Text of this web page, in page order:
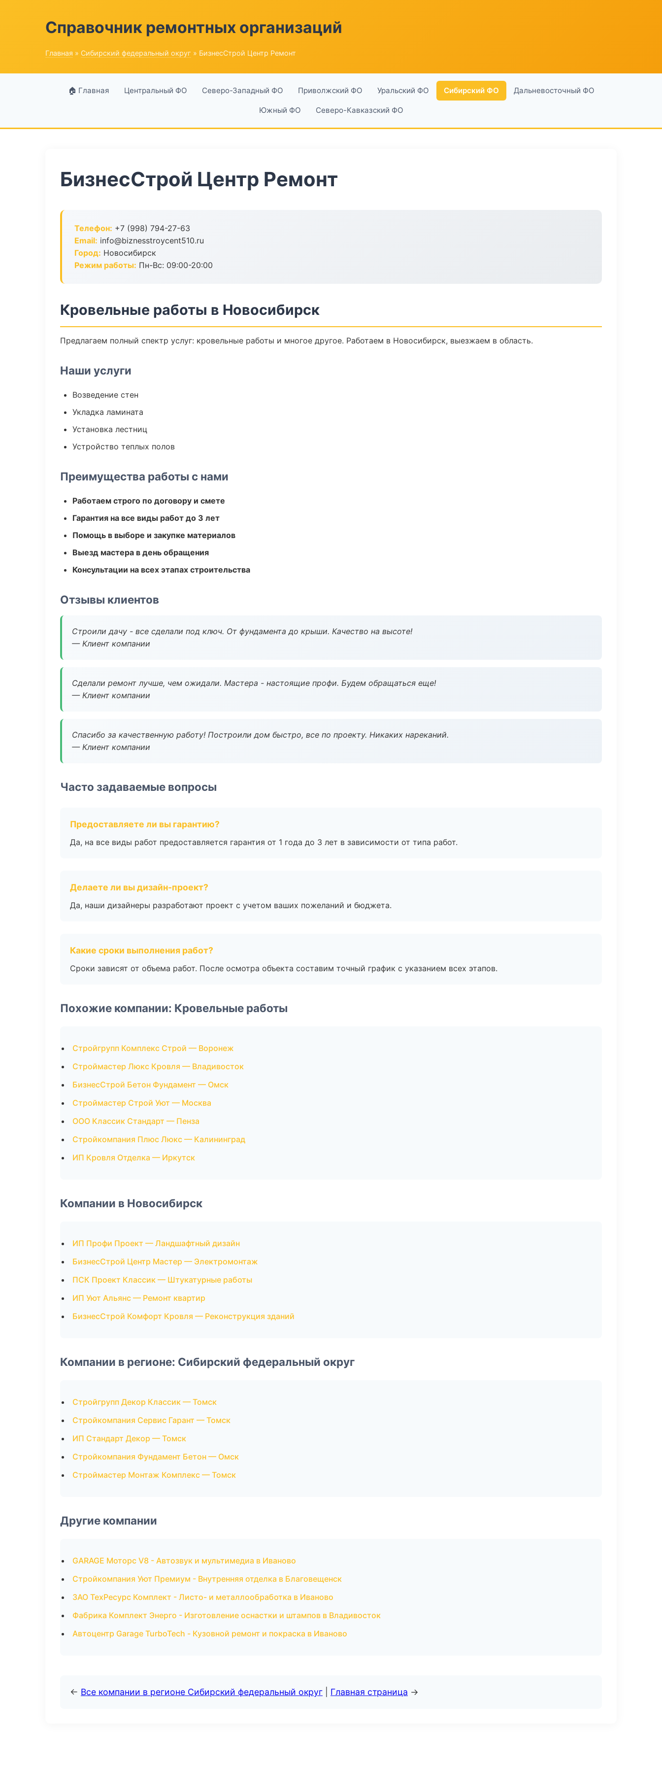
Справочник ремонтных организаций
Главная » Сибирский федеральный округ » БизнесСтрой Центр Ремонт
🏠 Главная Центральный ФО Северо-Западный ФО Приволжский ФО Уральский ФО Сибирский ФО Дальневосточный ФО
Южный ФО Северо-Кавказский ФО
БизнесСтрой Центр Ремонт
Телефон: +7 (998) 794-27-63
Email: info@biznesstroycent510.ru
Город: Новосибирск
Режим работы: Пн-Вс: 09:00-20:00
Кровельные работы в Новосибирск
Предлагаем полный спектр услуг: кровельные работы и многое другое. Работаем в Новосибирск, выезжаем в область.
Наши услуги
Возведение стен
Укладка ламината
Установка лестниц
Устройство теплых полов
Преимущества работы с нами
Работаем строго по договору и смете
Гарантия на все виды работ до 3 лет
Помощь в выборе и закупке материалов
Выезд мастера в день обращения
Консультации на всех этапах строительства
Отзывы клиентов
Строили дачу - все сделали под ключ. От фундамента до крыши. Качество на высоте!
— Клиент компании
Сделали ремонт лучше, чем ожидали. Мастера - настоящие профи. Будем обращаться еще!
— Клиент компании
Спасибо за качественную работу! Построили дом быстро, все по проекту. Никаких нареканий.
— Клиент компании
Часто задаваемые вопросы
Предоставляете ли вы гарантию?
Да, на все виды работ предоставляется гарантия от 1 года до 3 лет в зависимости от типа работ.
Делаете ли вы дизайн-проект?
Да, наши дизайнеры разработают проект с учетом ваших пожеланий и бюджета.
Какие сроки выполнения работ?
Сроки зависят от объема работ. После осмотра объекта составим точный график с указанием всех этапов.
Похожие компании: Кровельные работы
Стройгрупп Комплекс Строй — Воронеж
Строймастер Люкс Кровля — Владивосток
БизнесСтрой Бетон Фундамент — Омск
Строймастер Строй Уют — Москва
ООО Классик Стандарт — Пенза
Стройкомпания Плюс Люкс — Калининград
ИП Кровля Отделка — Иркутск
Компании в Новосибирск
ИП Профи Проект — Ландшафтный дизайн
БизнесСтрой Центр Мастер — Электромонтаж
ПСК Проект Классик — Штукатурные работы
ИП Уют Альянс — Ремонт квартир
БизнесСтрой Комфорт Кровля — Реконструкция зданий
Компании в регионе: Сибирский федеральный округ
Стройгрупп Декор Классик — Томск
Стройкомпания Сервис Гарант — Томск
ИП Стандарт Декор — Томск
Стройкомпания Фундамент Бетон — Омск
Строймастер Монтаж Комплекс — Томск
Другие компании
GARAGE Моторс V8 - Автозвук и мультимедиа в Иваново
Стройкомпания Уют Премиум - Внутренняя отделка в Благовещенск
ЗАО ТехРесурс Комплект - Листо- и металлообработка в Иваново
Фабрика Комплект Энерго - Изготовление оснастки и штампов в Владивосток
Автоцентр Garage TurboTech - Кузовной ремонт и покраска в Иваново
← Все компании в регионе Сибирский федеральный округ Главная страница →